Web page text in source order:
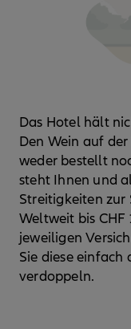
Das Hotel hält
Den Wein auf
weder bestellt
steht Ihnen und
Streitigkeiten zur
Weltweit bis
jeweiligen
Sie diese einfach
verdoppeln.